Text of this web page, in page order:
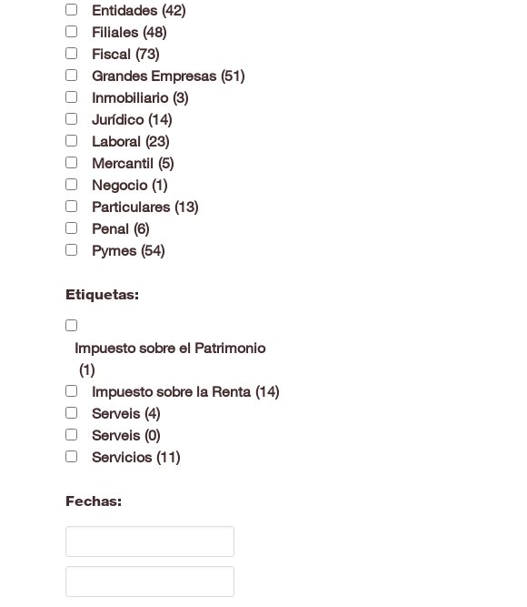
Entidades (42)
Filiales (48)
Fiscal (73)
Grandes Empresas (51)
Inmobiliario (3)
Jurídico (14)
Laboral (23)
Mercantil (5)
Negocio (1)
Particulares (13)
Penal (6)
Pymes (54)
Etiquetas:
Impuesto sobre el Patrimonio
(1)
Impuesto sobre la Renta (14)
Serveis (4)
Serveis (0)
Servicios (11)
Fechas: